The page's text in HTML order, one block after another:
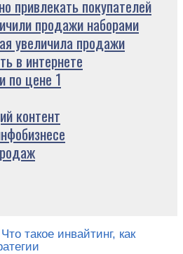
привлекать покупателей
продажи наборами
увеличила продажи
в интернете
по цене 1
контент
Что такое инвайтинг, как